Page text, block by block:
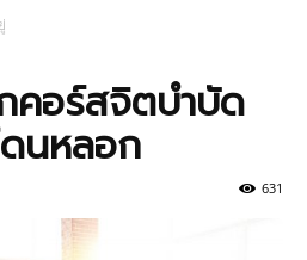
คอร์สจิตบำบัด
ดนหลอก
631